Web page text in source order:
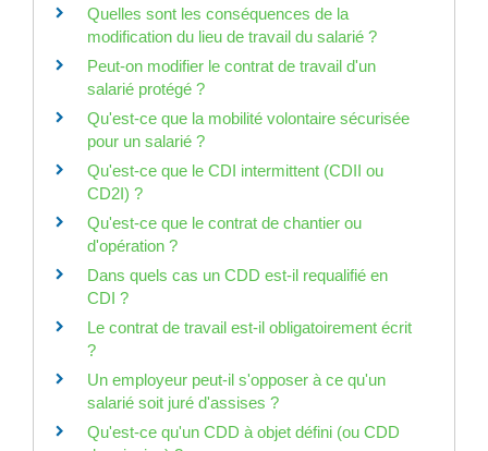
Quelles sont les conséquences de la
modification du lieu de travail du salarié ?
Peut-on modifier le contrat de travail d'un
salarié protégé ?
Qu'est-ce que la mobilité volontaire sécurisée
pour un salarié ?
Qu'est-ce que le CDI intermittent (CDII ou
CD2I) ?
Qu'est-ce que le contrat de chantier ou
d'opération ?
Dans quels cas un CDD est-il requalifié en
CDI ?
Le contrat de travail est-il obligatoirement écrit
?
Un employeur peut-il s'opposer à ce qu'un
salarié soit juré d'assises ?
Qu'est-ce qu'un CDD à objet défini (ou CDD